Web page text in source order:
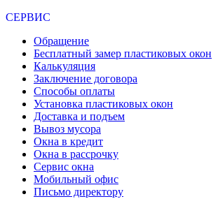
СЕРВИС
Обращение
Бесплатный замер пластиковых окон
Калькуляция
Заключение договора
Способы оплаты
Установка пластиковых окон
Доставка и подъем
Вывоз мусора
Окна в кредит
Окна в рассрочку
Сервис окна
Мобильный офис
Письмо директору